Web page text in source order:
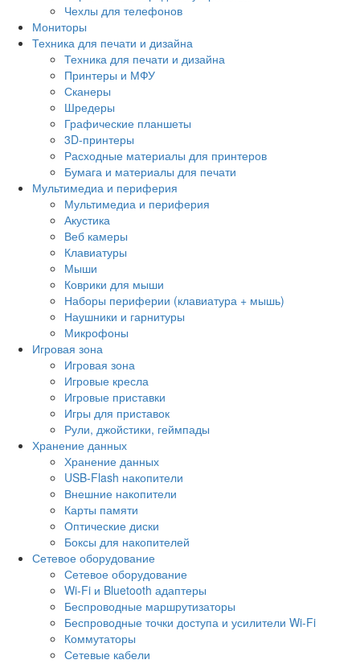
Чехлы для телефонов
Мониторы
Техника для печати и дизайна
Техника для печати и дизайна
Принтеры и МФУ
Сканеры
Шредеры
Графические планшеты
3D-принтеры
Расходные материалы для принтеров
Бумага и материалы для печати
Мультимедиа и периферия
Мультимедиа и периферия
Акустика
Веб камеры
Клавиатуры
Мыши
Коврики для мыши
Наборы периферии (клавиатура + мышь)
Наушники и гарнитуры
Микрофоны
Игровая зона
Игровая зона
Игровые кресла
Игровые приставки
Игры для приставок
Рули, джойстики, геймпады
Хранение данных
Хранение данных
USB-Flash накопители
Внешние накопители
Карты памяти
Оптические диски
Боксы для накопителей
Сетевое оборудование
Сетевое оборудование
Wi-Fi и Bluetooth адаптеры
Беспроводные маршрутизаторы
Беспроводные точки доступа и усилители Wi-Fi
Коммутаторы
Сетевые кабели